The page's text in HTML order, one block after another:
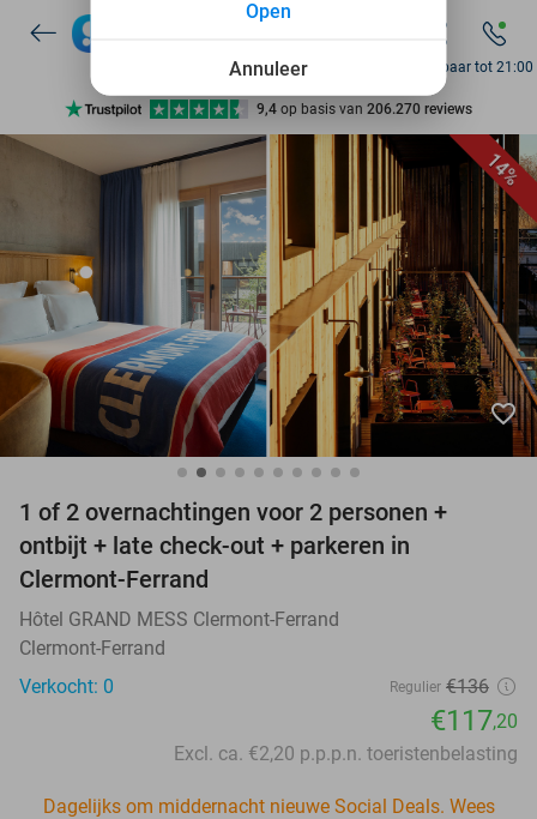
7 dagen per week beschikbaar
10+ miljoen leden
9,4 op basis van 206.270 reviews
Ontdek 15.000+ deals
7 dagen per week beschikbaar
10+ miljoen leden
Bereikbaar tot 21:00
14%
favorite_border
1 of 2 overnachtingen voor 2 personen +
ontbijt + late check-out + parkeren in
Clermont-Ferrand
Hôtel GRAND MESS Clermont-Ferrand
Clermont-Ferrand
Verkocht: 0
Regulier €136
€117,20
Excl. ca. €2,20 p.p.p.n. toeristenbelasting
Dagelijks om middernacht nieuwe Social Deals. Wees
Annuleer
Open